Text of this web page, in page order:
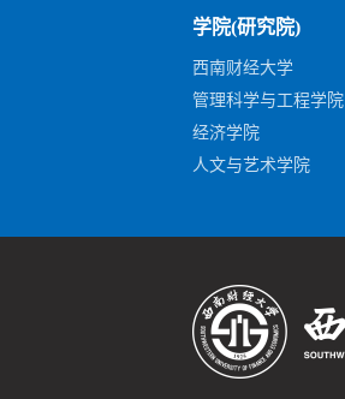
学院(研究院)
西南财经大学
管理科学与工程学院
经济学院
人文与艺术学院